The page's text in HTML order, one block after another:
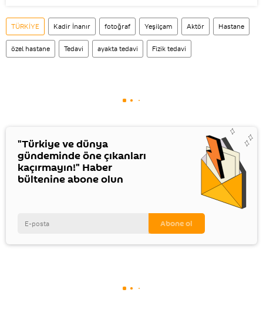
TÜRKİYE Kadir İnanır fotoğraf Yeşilçam Aktör Hastane
özel hastane Tedavi ayakta tedavi Fizik tedavi
"Türkiye ve dünya
gündeminde öne çıkanları
kaçırmayın!" Haber
bültenine abone olun